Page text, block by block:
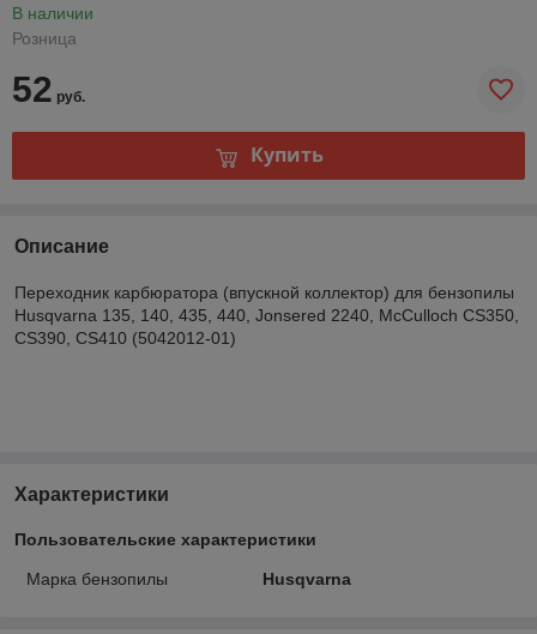
В наличии
Розница
52 руб.
Купить
Описание
Переходник карбюратора (впускной коллектор) для бензопилы
Husqvarna 135, 140, 435, 440, Jonsered 2240, McCulloch CS350,
CS390, CS410 (5042012-01)
Характеристики
Пользовательские характеристики
Марка бензопилы Husqvarna